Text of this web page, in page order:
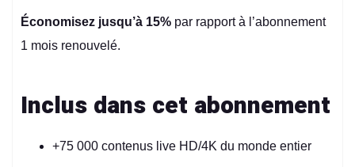
Économisez jusqu’à 15% par rapport à l’abonnement
1 mois renouvelé.
Inclus dans cet abonnement
+75 000 contenus live HD/4K du monde entier